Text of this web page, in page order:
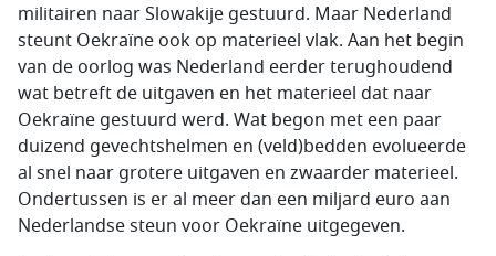
militairen naar Slowakije gestuurd. Maar Nederland
steunt Oekraïne ook op materieel vlak. Aan het begin
van de oorlog was Nederland eerder terughoudend
wat betreft de uitgaven en het materieel dat naar
Oekraïne gestuurd werd. Wat begon met een paar
duizend gevechtshelmen en (veld)bedden evolueerde
al snel naar grotere uitgaven en zwaarder materieel.
Ondertussen is er al meer dan een miljard euro aan
Nederlandse steun voor Oekraïne uitgegeven.